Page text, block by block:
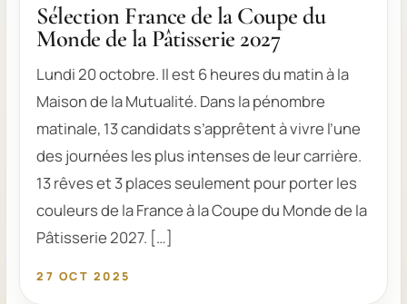
Sélection France de la Coupe du
Monde de la Pâtisserie 2027
Lundi 20 octobre. Il est 6 heures du matin à la
Maison de la Mutualité. Dans la pénombre
matinale, 13 candidats s’apprêtent à vivre l’une
des journées les plus intenses de leur carrière.
13 rêves et 3 places seulement pour porter les
couleurs de la France à la Coupe du Monde de la
Pâtisserie 2027. […]
27 OCT 2025